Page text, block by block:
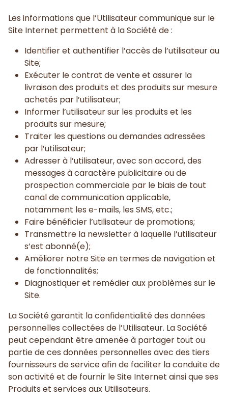
Les informations que l’Utilisateur communique sur le
Site Internet permettent à la Société de :
Identifier et authentifier l’accès de l’utilisateur au
Site;
Exécuter le contrat de vente et assurer la
livraison des produits et des produits sur mesure
achetés par l’utilisateur;
Informer l’utilisateur sur les produits et les
produits sur mesure;
Traiter les questions ou demandes adressées
par l’utilisateur;
Adresser à l’utilisateur, avec son accord, des
messages à caractère publicitaire ou de
prospection commerciale par le biais de tout
canal de communication applicable,
notamment les e-mails, les SMS, etc.;
Faire bénéficier l’utilisateur de promotions;
Transmettre la newsletter à laquelle l’utilisateur
s’est abonné(e);
Améliorer notre Site en termes de navigation et
de fonctionnalités;
Diagnostiquer et remédier aux problèmes sur le
Site.
La Société garantit la confidentialité des données
personnelles collectées de l’Utilisateur. La Société
peut cependant être amenée à partager tout ou
partie de ces données personnelles avec des tiers
fournisseurs de service afin de faciliter la conduite de
son activité et de fournir le Site Internet ainsi que ses
Produits et services aux Utilisateurs.